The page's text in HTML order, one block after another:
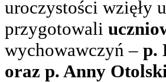
uroczystości wzięły
przygotowali
wychowawczyń – p.
oraz p. Anny